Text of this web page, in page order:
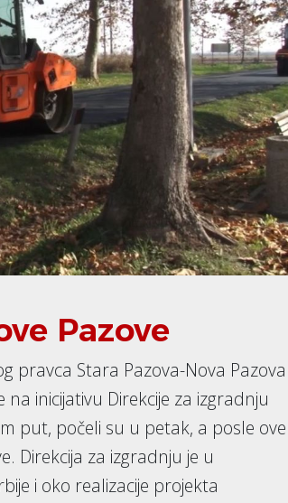
Pazove
pravca Stara Pazova-Nova
inicijativu Direkcije za izgradnju
put, počeli su u petak, a posle ove
Direkcija za izgradnju je u
i oko realizacije projekta